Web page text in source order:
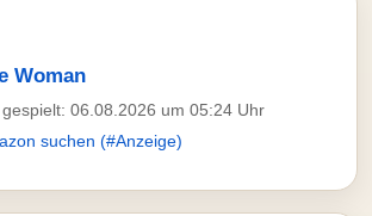
Woman
06.08.2026 um 05:24 Uhr
suchen (#Anzeige)